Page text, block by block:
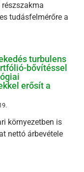
tudásfelmérőre a
turbulens
bővítéssel
erősít a
környezetben is
nettó árbevétele